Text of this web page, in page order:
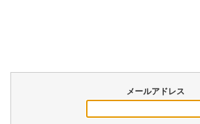
メールアドレス